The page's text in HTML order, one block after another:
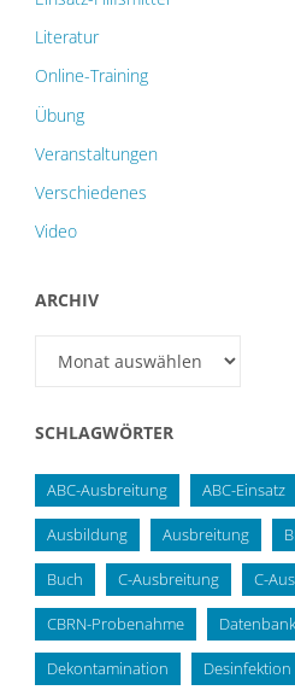
Literatur
Online-Training
Übung
Veranstaltungen
Verschiedenes
Video
ARCHIV
SCHLAGWÖRTER
ABC-Ausbreitung ABC-Einsatz
Ausbildung Ausbreitung
Buch C-Ausbreitung C-
CBRN-Probenahme Datenbank
Dekontamination Desinfektion